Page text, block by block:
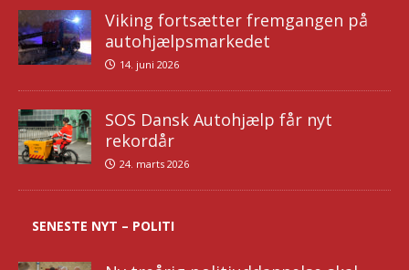
Viking fortsætter fremgangen på
autohjælpsmarkedet
14. juni 2026
SOS Dansk Autohjælp får nyt
rekordår
24. marts 2026
SENESTE NYT – POLITI